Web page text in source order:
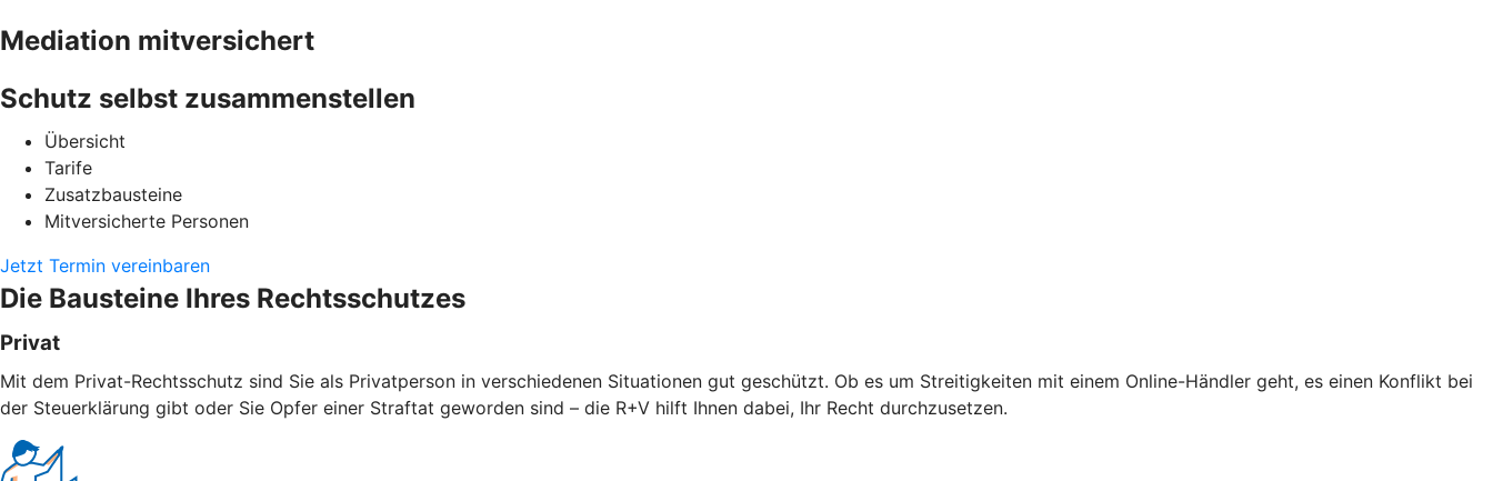
Mediation mitversichert
Schutz selbst zusammenstellen
Übersicht
Tarife
Zusatzbausteine
Mitversicherte Personen
Jetzt Termin vereinbaren
Die Bausteine Ihres Rechtsschutzes
Privat
Mit dem Privat-Rechtsschutz sind Sie als Privatperson in verschiedenen Situationen gut geschützt. Ob es um Streitigkeiten mit einem Online-Händler geht, es einen Konflikt bei
der Steuerklärung gibt oder Sie Opfer einer Straftat geworden sind – die R+V hilft Ihnen dabei, Ihr Recht durchzusetzen.